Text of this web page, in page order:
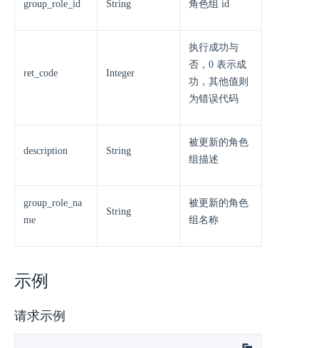
group_role_id String 角色组 id
ret_code Integer
执行成功与
否，0 表示成
功，其他值则
为错误代码
description String
被更新的角色
组描述
group_role_na
me
String
被更新的角色
组名称
示例
请求示例